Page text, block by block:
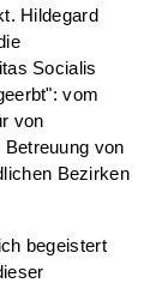
Hildegard
Socialis
vom
von
von
Bezirken
begeistert